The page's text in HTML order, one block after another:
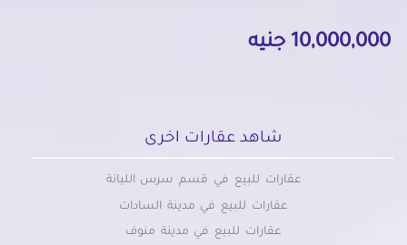
10,000,000 جنيه
شاهد عقارات اخرى
عقارات للبيع في قسم سرس الليانة
عقارات للبيع في مدينة السادات
عقارات للبيع في مدينة منوف